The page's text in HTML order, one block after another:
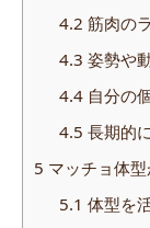
4.2 筋肉の
4.3 姿勢や
4.4自分の
4.5 長期的
5 マッチョ体
5.1 体型を